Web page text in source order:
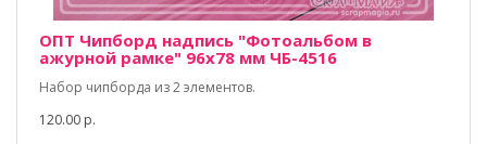
ОПТ Чипборд надпись "Фотоальбом в
ажурной рамке" 96х78 мм ЧБ-4516
Набор чипборда из 2 элементов.
120.00 р.